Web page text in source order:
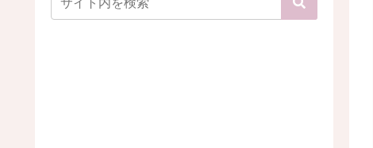
【画像】お天気お姉さん(32)、突然の妊娠発表に世間がザ...